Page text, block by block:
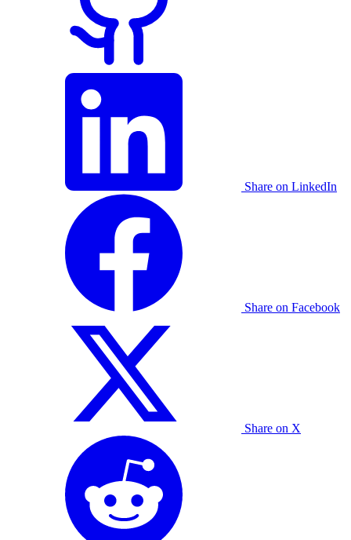
Share on LinkedIn
Share on Facebook
Share on X